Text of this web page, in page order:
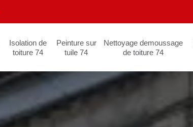
Isolation de
toiture 74
Peinture sur
tuile 74
Nettoyage demoussage
de toiture 74